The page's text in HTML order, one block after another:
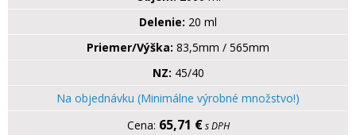
Delenie: 20 ml
Priemer/Výška: 83,5mm / 565mm
NZ: 45/40
Na objednávku (Minimálne výrobné množstvo!)
65,71 € s DPH